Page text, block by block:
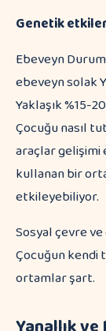
Genetik
Ebeveyn
ebeveyn solak
Yaklaşık %15-
Çocuğu nasıl
araçlar gelişimi
kullanan bir
etkileyebiliyor.
Sosyal çevre
Çocuğun
ortamlar şart.